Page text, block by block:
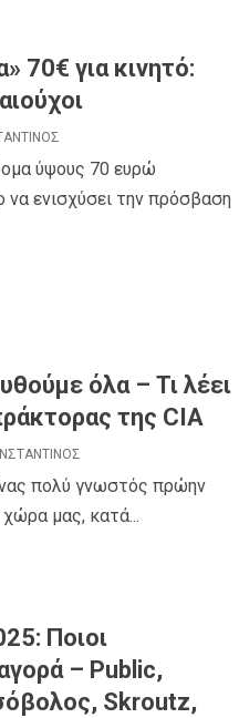
70€ για κινητό:
ύψους 70 ευρώ
να ενισχύσει την πρόσβαση
όλα – Τι λέει
της CIA
πολύ γνωστός πρώην
μας, κατά...
Ποιοι
– Public,
Skroutz,